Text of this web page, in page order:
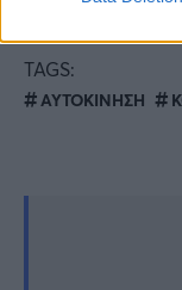
απάτη που
TAGS:
ΑΥΤΟΚΙΝΗΣΗ